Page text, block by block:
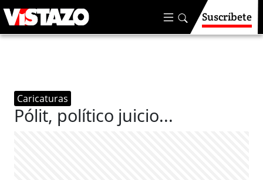
Suscríbete
Caricaturas
Pólit, político juicio...